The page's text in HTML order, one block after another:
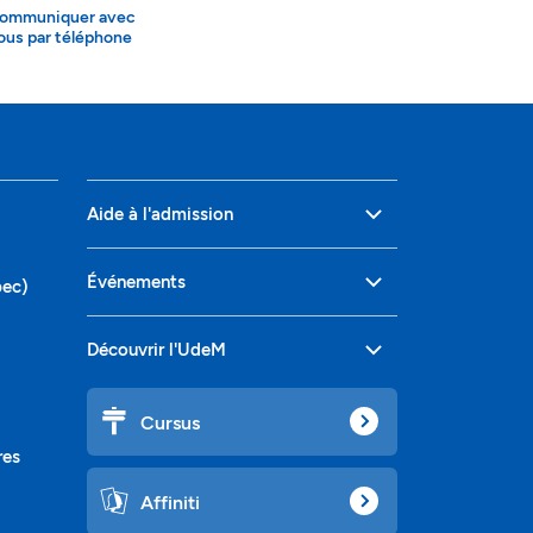
avec
par téléphone
Aide à l'admission
Événements
Découvrir l'UdeM
Cursus
Affiniti